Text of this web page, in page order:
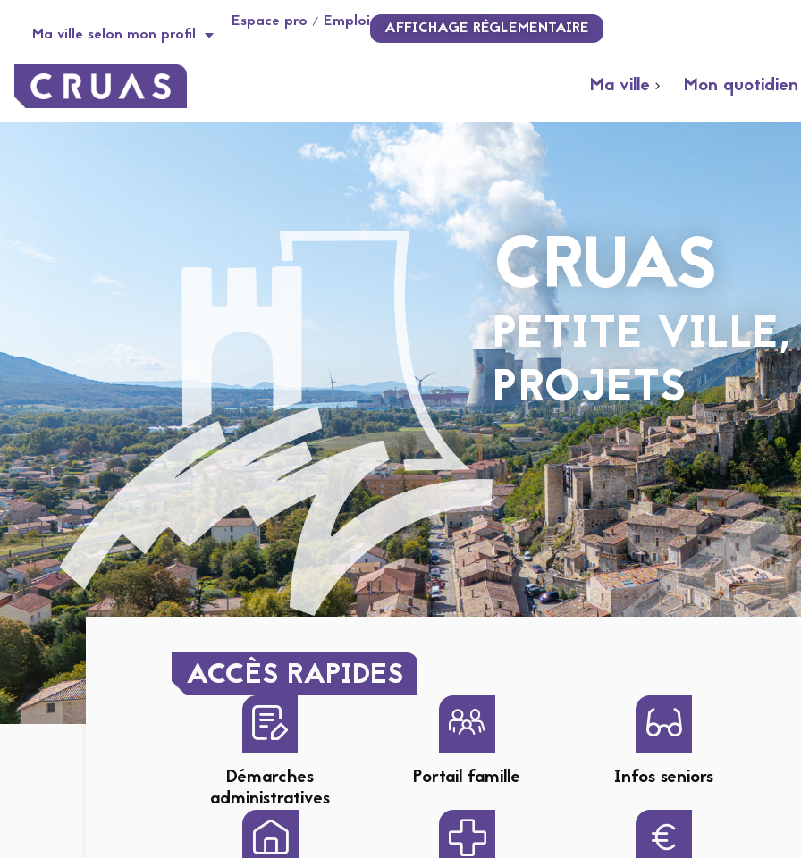
Ma ville selon mon profil
Espace pro / Emploi AFFICHAGE RÉGLEMENTAIRE
Ma ville Mon quotidien
CRUAS
PETITE
PROJETS
ACCÈS RAPIDES
Démarches
administratives
Portail famille Infos seniors